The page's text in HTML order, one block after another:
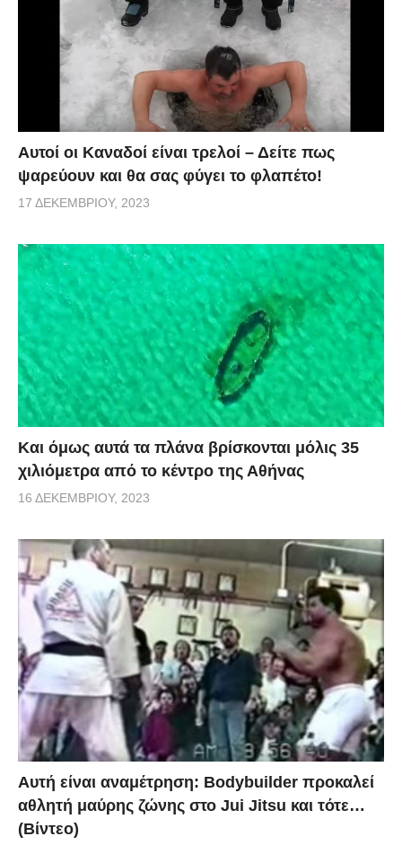
Αυτοί οι Καναδοί είναι τρελοί – Δείτε πως
ψαρεύουν και θα σας φύγει το φλαπέτο!
17 ΔΕΚΕΜΒΡΊΟΥ, 2023
Και όμως αυτά τα πλάνα βρίσκονται μόλις 35
χιλιόμετρα από το κέντρο της Αθήνας
16 ΔΕΚΕΜΒΡΊΟΥ, 2023
Αυτή είναι αναμέτρηση: Bodybuilder προκαλεί
αθλητή μαύρης ζώνης στο Jui Jitsu και τότε…
(Βίντεο)